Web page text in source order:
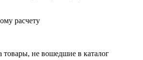
расчету
не вошедшие в каталог